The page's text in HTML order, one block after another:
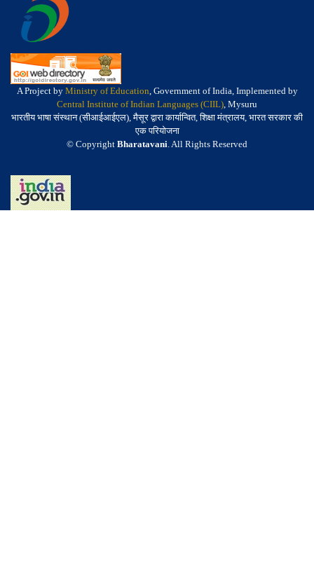
A Project by Ministry of Education, Government of India, Implemented by
Central Institute of Indian Languages (CIIL), Mysuru
भारतीय भाषा संस्थान (सीआईआईएल), मैसूर द्वारा कार्यान्वित, शिक्षा मंत्रालय, भारत सरकार की
एक परियोजना
© Copyright Bharatavani. All Rights Reserved